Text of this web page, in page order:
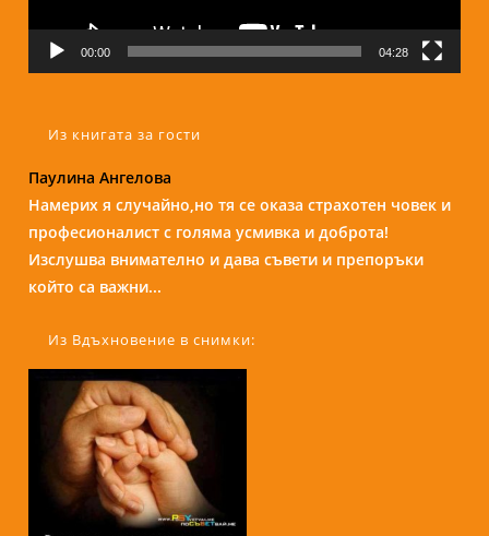
00:00 04:28
Из книгата за гости
Надежда Б.
Бори е изключителен човек и специалист. С
присъствието и усмивката си те кара да се чувстваш
спокойно и уютно сякаш си на кафе с приятелка....